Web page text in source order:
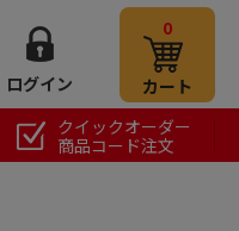
ログイン
0
カート
クイックオーダー
商品コード注文